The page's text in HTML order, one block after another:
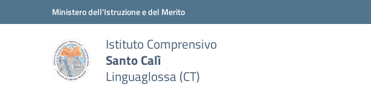
Vai ai contenuti
Vai al menu di navigazioneMinistero dell'Istruzione e del Merito
Istituto Comprensivo
Santo Calì
Linguaglossa (CT)